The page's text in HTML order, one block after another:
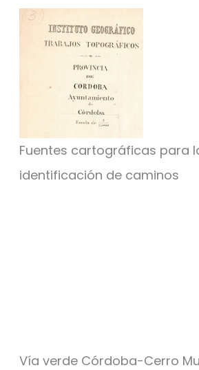
Fuentes cartográficas para
identificación de caminos
Vía verde Córdoba-Cerro